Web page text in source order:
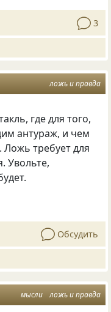
3
ложь и правда
где для того,
антураж, и чем
требует для
Увольте,
Обсудить
мысли ложь и правда